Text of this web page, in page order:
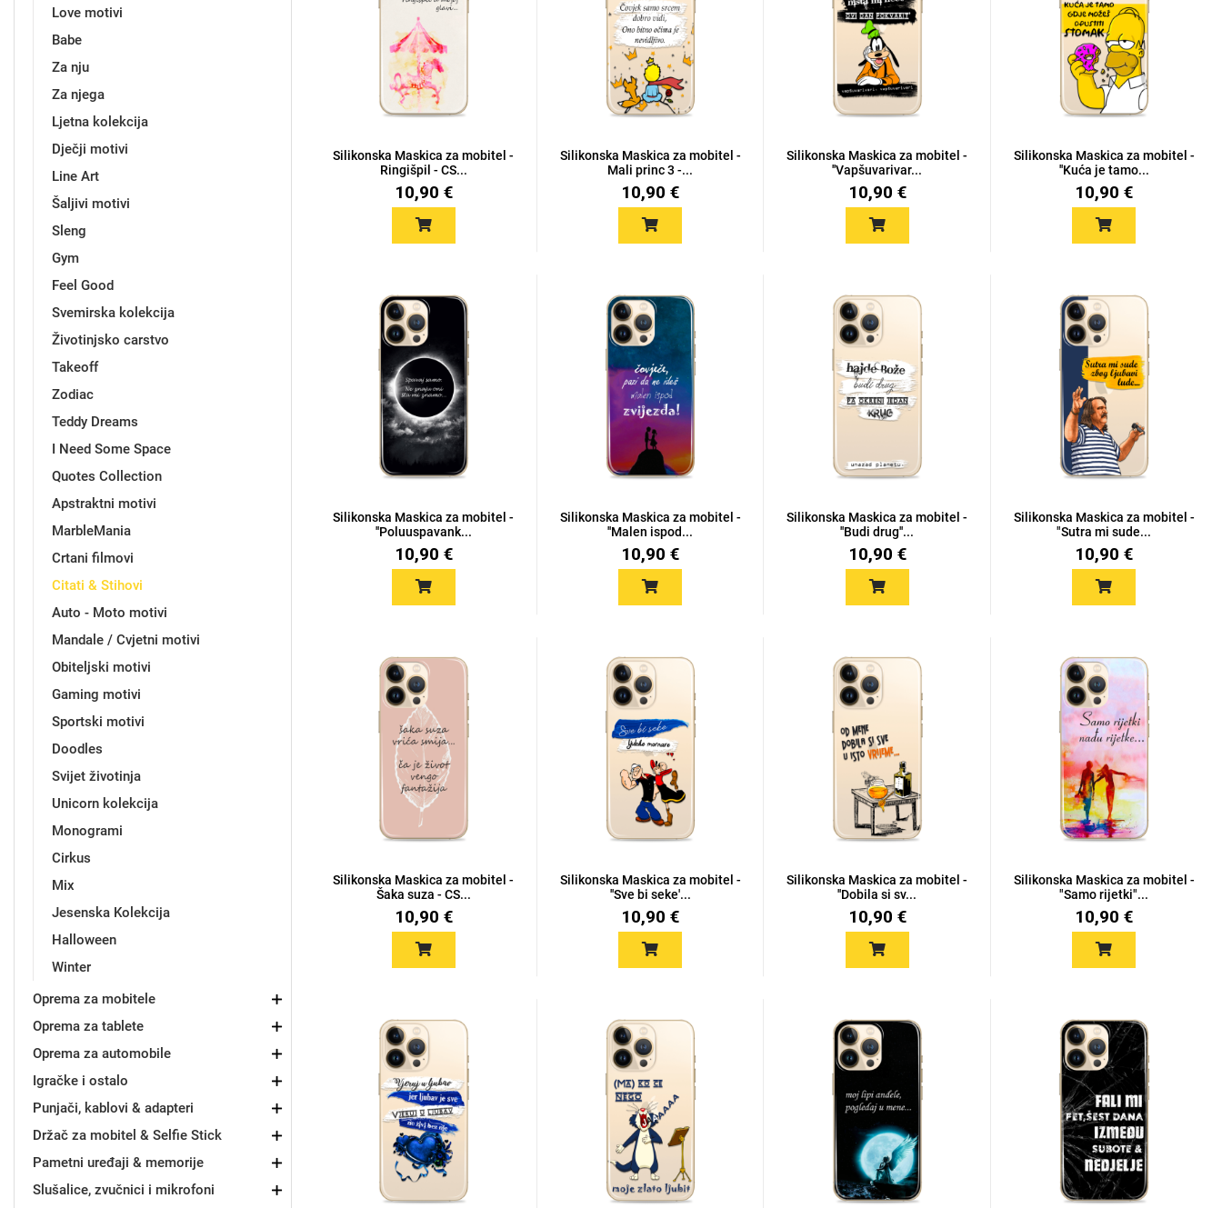
Love motivi
Babe
Za nju
Za njega
Ljetna kolekcija
Dječji motivi
Line Art
Šaljivi motivi
Sleng
Gym
Feel Good
Svemirska kolekcija
Životinjsko carstvo
Takeoff
Zodiac
Teddy Dreams
I Need Some Space
Quotes Collection
Apstraktni motivi
MarbleMania
Crtani filmovi
Citati & Stihovi
Auto - Moto motivi
Mandale / Cvjetni motivi
Obiteljski motivi
Gaming motivi
Sportski motivi
Doodles
Svijet životinja
Unicorn kolekcija
Monogrami
Cirkus
Mix
Jesenska Kolekcija
Halloween
Winter
Oprema za mobitele
Oprema za tablete
Oprema za automobile
Igračke i ostalo
Punjači, kablovi & adapteri
Držač za mobitel & Selfie Stick
Pametni uređaji & memorije
Slušalice, zvučnici i mikrofoni
Silikonska Maskica za mobitel -
Ringišpil - CS...
10,90 €
Silikonska Maskica za mobitel -
Mali princ 3 -...
10,90 €
Silikonska Maskica za mobitel -
''Vapšuvarivar...
10,90 €
Silikonska Maskica za mobitel -
''Kuća je tamo...
10,90 €
Silikonska Maskica za mobitel -
''Poluuspavank...
10,90 €
Silikonska Maskica za mobitel -
''Malen ispod...
10,90 €
Silikonska Maskica za mobitel -
''Budi drug''...
10,90 €
Silikonska Maskica za mobitel -
"Sutra mi sude...
10,90 €
Silikonska Maskica za mobitel -
Šaka suza - CS...
10,90 €
Silikonska Maskica za mobitel -
''Sve bi seke'...
10,90 €
Silikonska Maskica za mobitel -
''Dobila si sv...
10,90 €
Silikonska Maskica za mobitel -
"Samo rijetki"...
10,90 €
Gym
Sleng
Svemirska kolekcija
Love motivi
Quotes Collection Cirkus
Samsung
Punjači za mobitel
Univerzalno kaljeno staklo
Preklopne maskice
Samsung
Držači za romobil
Ostali držači
USB kablovi
AUX kablovi
FM Transmitteri